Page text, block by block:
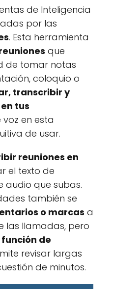
de Inteligencia
por las
. Esta herramienta
que
de tomar notas
coloquio o
transcribir y
tus
voz en esta
de usar.
reuniones en
el texto de
audio que subas.
también se
o marcas a
las llamadas, pero
función de
revisar largas
de minutos.